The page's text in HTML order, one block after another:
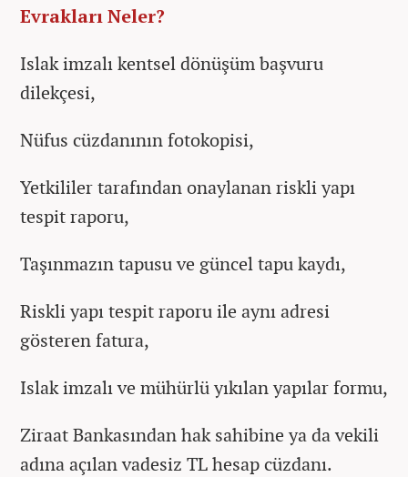
Evrakları Neler?
Islak imzalı kentsel dönüşüm başvuru
dilekçesi,
Nüfus cüzdanının fotokopisi,
Yetkililer tarafından onaylanan riskli yapı
tespit raporu,
Taşınmazın tapusu ve güncel tapu kaydı,
Riskli yapı tespit raporu ile aynı adresi
gösteren fatura,
Islak imzalı ve mühürlü yıkılan yapılar formu,
Ziraat Bankasından hak sahibine ya da vekili
adına açılan vadesiz TL hesap cüzdanı.